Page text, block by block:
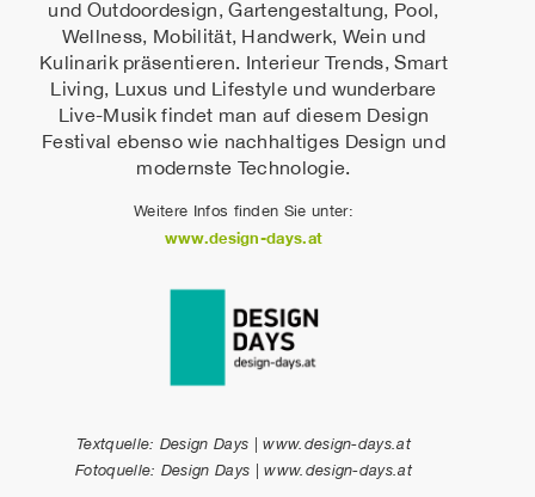
und Outdoordesign, Gartengestaltung, Pool,
Wellness, Mobilität, Handwerk, Wein und
Kulinarik präsentieren. Interieur Trends, Smart
Living, Luxus und Lifestyle und wunderbare
Live-Musik findet man auf diesem Design
Festival ebenso wie nachhaltiges Design und
modernste Technologie.
Weitere Infos finden Sie unter:
www.design-days.at
Textquelle: Design Days | www.design-days.at
Fotoquelle: Design Days | www.design-days.at